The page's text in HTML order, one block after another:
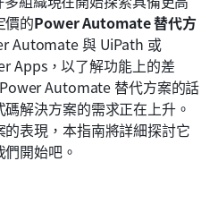
價的Power Automate 替代方
Automate 與 UiPath 或
Apps，以了解功能上的差
Automate 替代方案的話
解決方案的需求正在上升。
表現，本指南將詳細探討它
開始吧。
戰及其解決的最佳實務